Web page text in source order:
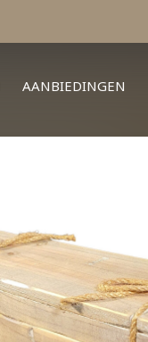
AANBIEDINGEN